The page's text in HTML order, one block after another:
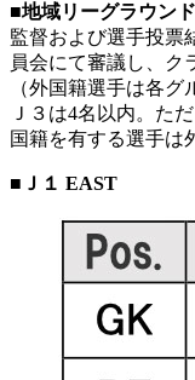
■地域リーグラウン
監督および選手投票
員会にて審議し、ク
（外国籍選手は各
Ｊ３は4名以内。た
国籍を有する選手は
■Ｊ１ EAST